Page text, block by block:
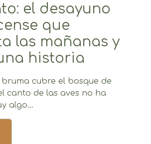
el desayuno
que
las mañanas y
historia
cubre el bosque de
canto de las aves no ha
algo...